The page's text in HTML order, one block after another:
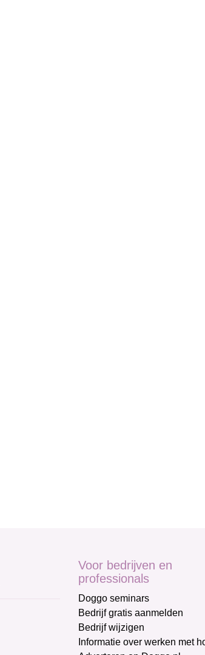
Voor bedrijven en
professionals
Doggo seminars
Bedrijf gratis aanmelden
Bedrijf wijzigen
Informatie over werken met